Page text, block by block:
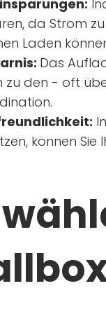
da Strom
Laden
Das
zu den - oft
können